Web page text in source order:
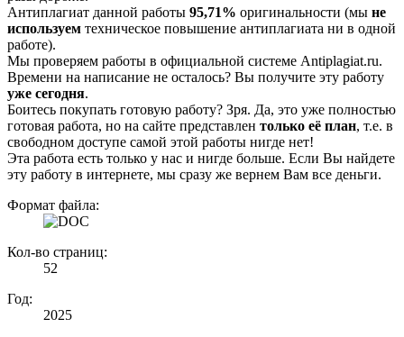
Антиплагиат данной работы 95,71% оригинальности (мы не
используем техническое повышение антиплагиата ни в одной
работе).
Мы проверяем работы в официальной системе Аntiplagiat.ru.
Времени на написание не осталось? Вы получите эту работу
уже сегодня.
Боитесь покупать готовую работу? Зря. Да, это уже полностью
готовая работа, но на сайте представлен только её план, т.е. в
свободном доступе самой этой работы нигде нет!
Эта работа есть только у нас и нигде больше. Если Вы найдете
эту работу в интернете, мы сразу же вернем Вам все деньги.
Формат файла:
Кол-во страниц:
52
Год:
2025